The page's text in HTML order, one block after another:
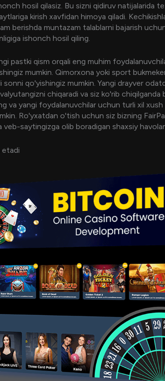
hosil qilasiz. Bu sizni qidiruv natijalarida
kirish xavfidan himoya qiladi.
berishda muntazam talablarni bajarish
ishonch hosil qiling.
pastki qism orqali eng muhim
mumkin. Qimorxona yoki sport
sonni qo'yishingiz mumkin. Yangi drayver
chiqaradi va siz ko'rib chiqilganda
va yangi foydalanuvchilar uchun turli xil
Ro'yxatdan o'tish uchun siz bizning
veb-saytingizga olib boradigan shaxsiy
etadi